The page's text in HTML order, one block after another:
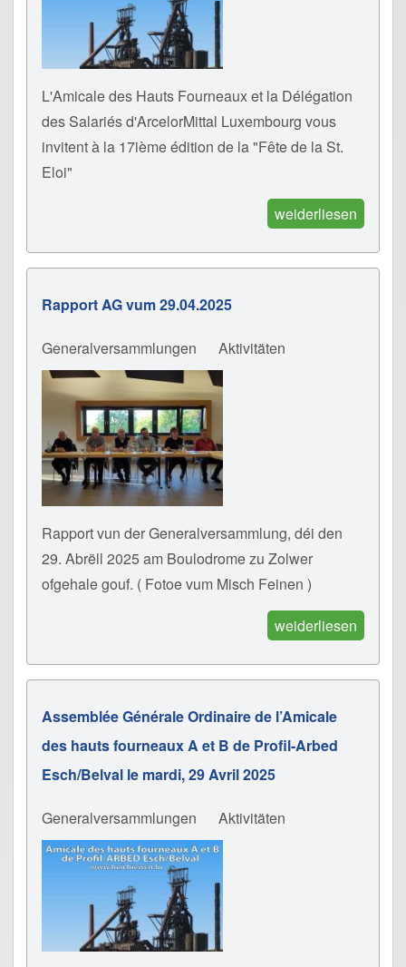
L'Amicale des Hauts Fourneaux et la Délégation
des Salariés d'ArcelorMittal Luxembourg vous
invitent à la 17ième édition de la "Fête de la St.
Eloi"
weiderliesen
Rapport AG vum 29.04.2025
Generalversammlungen Aktivitäten
Rapport vun der Generalversammlung, déi den
29. Abrëll 2025 am Boulodrome zu Zolwer
ofgehale gouf. ( Fotoe vum Misch Feinen )
weiderliesen
Assemblée Générale Ordinaire de l’Amicale
des hauts fourneaux A et B de Profil-Arbed
Esch/Belval le mardi, 29 Avril 2025
Generalversammlungen Aktivitäten